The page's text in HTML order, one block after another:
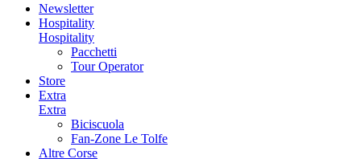
Newsletter
Hospitality
Hospitality
Pacchetti
Tour Operator
Store
Extra
Extra
Biciscuola
Fan-Zone Le Tolfe
Altre Corse